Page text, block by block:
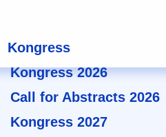
Kongress
Kongress 2026
Call for Abstracts 2026
Kongress 2027